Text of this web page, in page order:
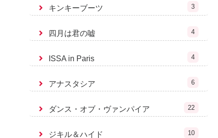
キンキーブーツ 3
四月は君の嘘 4
ISSA in Paris 4
アナスタシア 6
ダンス・オブ・ヴァンパイア 22
ジキル＆ハイド 10